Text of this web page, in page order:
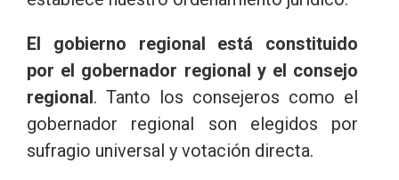
El gobierno regional está constituido
por el gobernador regional y el consejo
regional. Tanto los consejeros como el
gobernador regional son elegidos por
sufragio universal y votación directa.